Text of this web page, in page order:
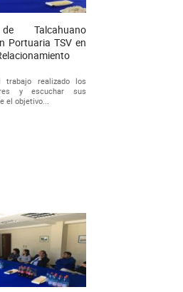
Talcahuano
Portuaria TSV en
trabajo realizado los
y escuchar sus
el objetivo...